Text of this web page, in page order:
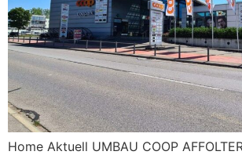
Home Aktuell UMBAU COOP